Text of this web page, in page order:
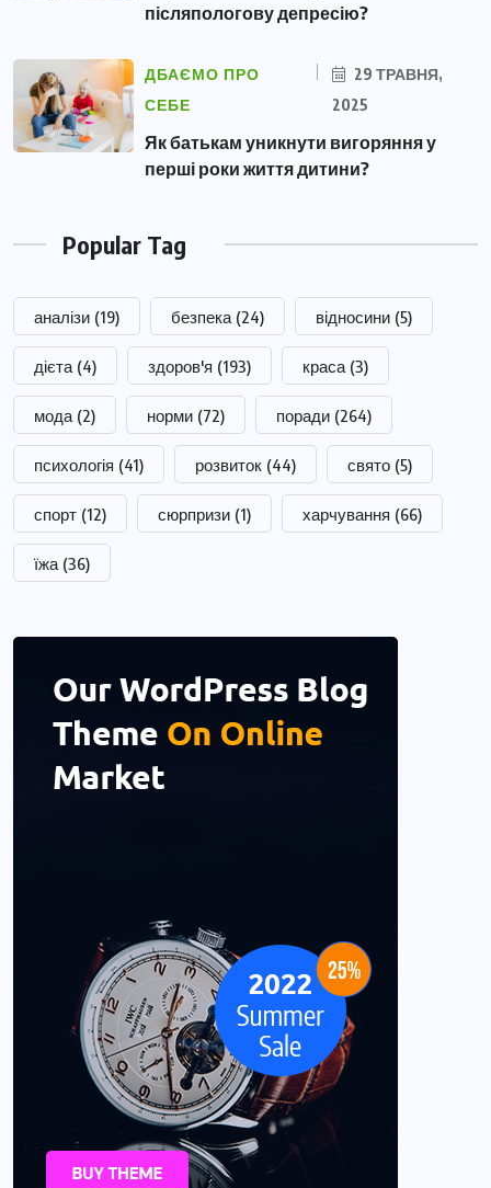
післяпологову депресію?
ДБАЄМО ПРО
СЕБЕ
29 ТРАВНЯ,
2025
Як батькам уникнути вигоряння у
перші роки життя дитини?
Popular Tag
аналізи (19) безпека (24) відносини (5)
дієта (4) здоров'я (193) краса (3)
мода (2) норми (72) поради (264)
психологія (41) розвиток (44) свято (5)
спорт (12) сюрпризи (1) харчування (66)
їжа (36)